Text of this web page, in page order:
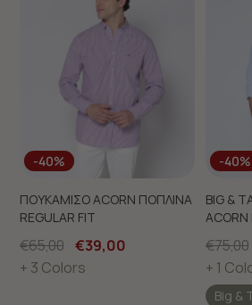
-40%
ΠΟΥΚΑΜΙΣΟ ACORN ΠΟΠΛΙΝΑ
REGULAR FIT
€65,00 €39,00
+ 3 Colors
-40%
BIG &
€75,00
+ 1
Big &